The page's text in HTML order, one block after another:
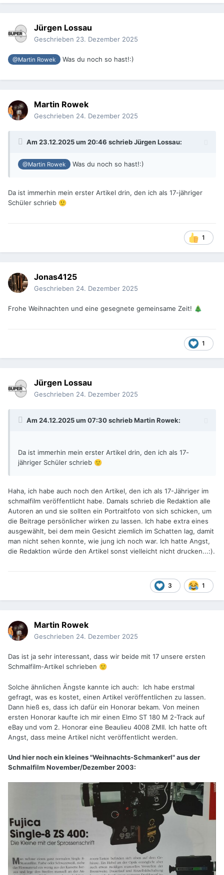
Jürgen Lossau
Geschrieben 23. Dezember 2025
@Martin Rowek Was du noch so hast!:)
Martin Rowek
Geschrieben 24. Dezember 2025
Am 23.12.2025 um 20:46 schriebJürgen Lossau:
@Martin Rowek Was du noch so hast!:)
Da ist immerhin mein erster Artikel drin, den ich als 17-jähriger
Schüler schrieb 🙂
1
Jonas4125
Geschrieben 24. Dezember 2025
Frohe Weihnachten und eine gesegnete gemeinsame Zeit! 🎄
1
Jürgen Lossau
Geschrieben 24. Dezember 2025
Am 24.12.2025 um 07:30 schriebMartin Rowek:
Da ist immerhin mein erster Artikel drin, den ich als 17-
jähriger Schüler schrieb 🙂
Haha, ich habe auch noch den Artikel, den ich als 17-Jähriger im
schmalfilm veröffentlicht habe. Damals schrieb die Redaktion alle
Autoren an und sie sollten ein Portraitfoto von sich schicken, um
die Beitrage persönlicher wirken zu lassen. Ich habe extra eines
ausgewählt, bei dem mein Gesicht ziemlich im Schatten lag, damit
man nicht sehen konnte, wie jung ich noch war. Ich hatte Angst,
die Redaktion würde den Artikel sonst vielleicht nicht drucken...:).
3 1
Martin Rowek
Geschrieben 24. Dezember 2025
Das ist ja sehr interessant, dass wir beide mit 17 unsere ersten
Schmalfilm-Artikel schrieben 🙂
Solche ähnlichen Ängste kannte ich auch: Ich habe erstmal
gefragt, was es kostet, einen Artikel veröffentlichen zu lassen.
Dann hieß es, dass ich dafür ein Honorar bekam. Von meinen
ersten Honorar kaufte ich mir einen Elmo ST 180 M 2-Track auf
eBay und vom 2. Honorar eine Beaulieu 4008 ZMII. Ich hatte oft
Angst, dass meine Artikel nicht veröffentlicht werden.
Und hier noch ein kleines "Weihnachts-Schmankerl" aus der
Schmalfilm November/Dezember 2003: